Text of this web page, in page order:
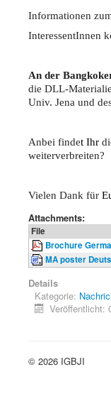
Informationen
InteressentInnen
An der
die DLL-
Univ. Jena und
Anbei findet Ihr
weiterverbreiten?
Vielen Dank für
Attachments:
File
Brochure
MA poster
Details
Kategorie:
Veröffentlicht:
© 2026 IGBJI